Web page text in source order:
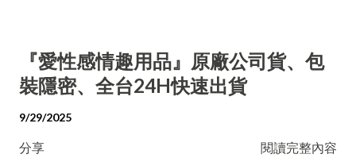
『愛性感情趣用品』原廠公司貨、包
裝隱密、全台24H快速出貨
9/29/2025
分享 閱讀完整內容